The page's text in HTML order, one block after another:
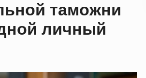
таможни
личный